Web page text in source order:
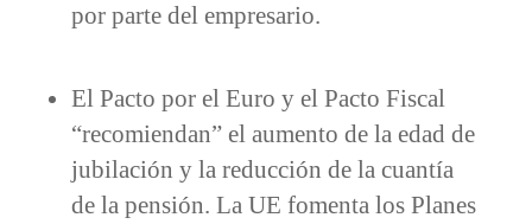
por parte del empresario.
El Pacto por el Euro y el Pacto Fiscal
“recomiendan” el aumento de la edad de
jubilación y la reducción de la cuantía
de la pensión. La UE fomenta los Planes